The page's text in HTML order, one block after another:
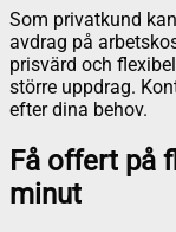
Som privatkund
avdrag på
prisvärd och
större uppdrag.
efter dina behov.
Få offert på
minut